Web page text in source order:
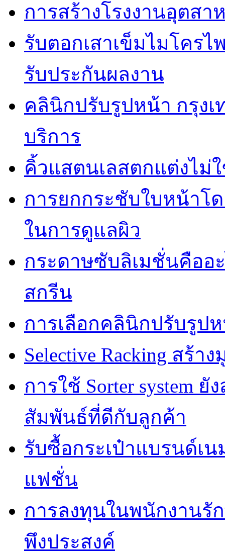
การสร้างโรงงานอุตสา
รับตอกเสาเข็มไมโคร
รับประกันผลงาน
คลินิกปรับรูปหน้า กรุง
บริการ
คิ้วแสตนเลสตกแต่งไม่
การยกกระชับใบหน้าโ
ในการดูแลผิว
กระดาษซับลิเมชั่นคืออ
สกรีน
การเลือกคลินิกปรับรูปห
Selective Racking สร้
การใช้ Sorter system
สัมพันธ์ที่ดีกับลูกค้า
รับซื้อกระเป๋าแบรนด์เ
แฟชั่น
การลงทุนในพนักงานรั
พึงประสงค์